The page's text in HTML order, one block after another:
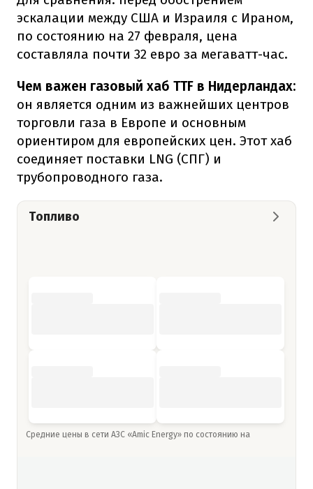
эскалации между США и Израиля с Ираном,
по состоянию на 27 февраля, цена
составляла почти 32 евро за мегаватт-час.
Чем важен газовый хаб TTF в Нидерландах:
он является одним из важнейших центров
торговли газа в Европе и основным
ориентиром для европейских цен. Этот хаб
соединяет поставки LNG (СПГ) и
трубопроводного газа.
Топливо
Средние цены в сети АЗС «Amic Energy» по состоянию на